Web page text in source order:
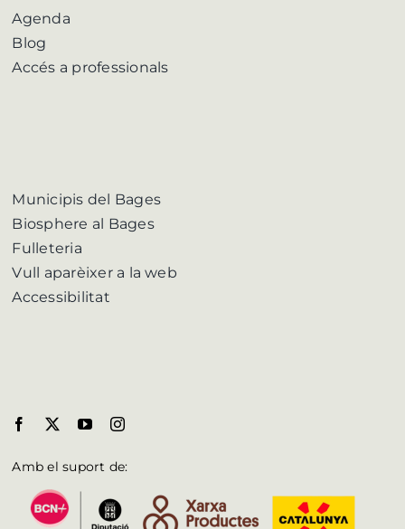
Agenda
Blog
Accés a professionals
Municipis del Bages
Biosphere al Bages
Fulleteria
Vull aparèixer a la web
Accessibilitat
Amb el suport de: